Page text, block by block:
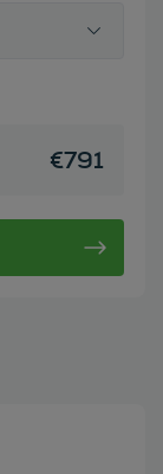
€791